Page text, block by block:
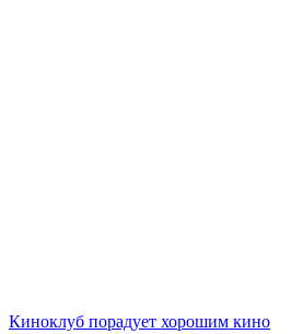
Киноклуб порадует хорошим кино